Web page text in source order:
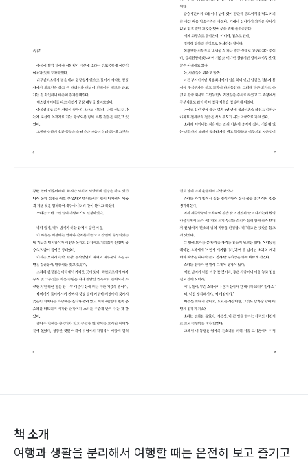
책 소개
여행과 생활을 분리해서 여행할 때는 온전히 보고 즐기고